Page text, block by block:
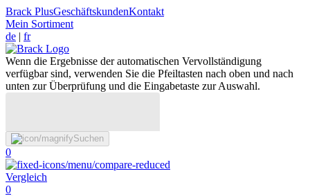
Brack PlusGeschäftskundenKontakt
Mein Sortiment
de | fr
Wenn die Ergebnisse der automatischen Vervollständigung
verfügbar sind, verwenden Sie die Pfeiltasten nach oben und nach
unten zur Überprüfung und die Eingabetaste zur Auswahl.
Suchen
0
Vergleich
0